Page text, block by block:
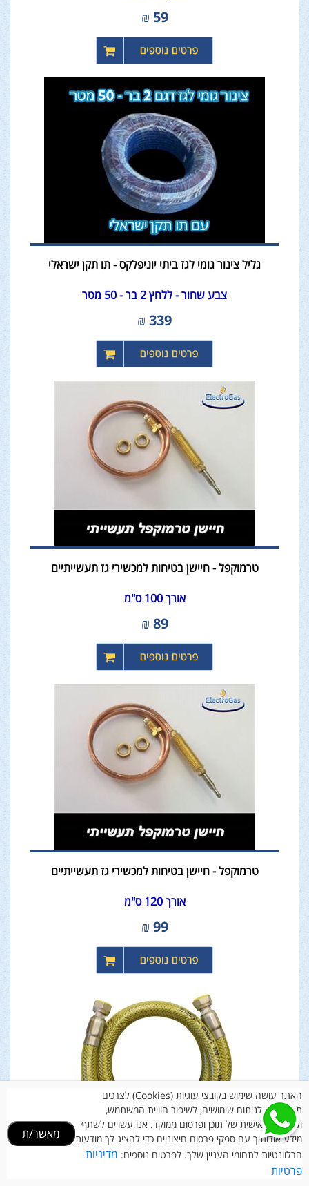
59
₪
גליל צינור גומי לגז ביתי יוניפלקס - תו תקן ישראלי
צבע שחור - ללחץ 2 בר - 50 מטר
339
₪
טרמוקפל - חיישן בטיחות למכשירי גז תעשייתיים
אורך 100 ס"מ
89
₪
טרמוקפל - חיישן בטיחות למכשירי גז תעשייתיים
אורך 120 ס"מ
99
₪
צינור גז פלב"ם נירוסטה 1/2" - לתקן אירופאי EN14800
האתר עושה שימוש בקובצי עוגיות (Cookies) לצרכים
תפעוליים, לניתוח שימושים, לשיפור חוויית המשתמש,
ולהתאמה אישית של תוכן ופרסום ממוקד. אנו עשויים לשתף
מידע אודותיך עם ספקי פרסום חיצוניים כדי להציג לך מודעות
הרלוונטיות לתחומי העניין שלך. לפרטים נוספים: מדיניות
פרטיות
מאשר/ת